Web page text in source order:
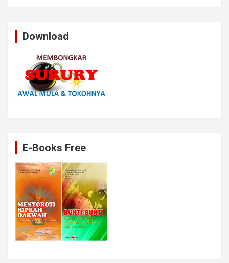
Download
E-Books Free